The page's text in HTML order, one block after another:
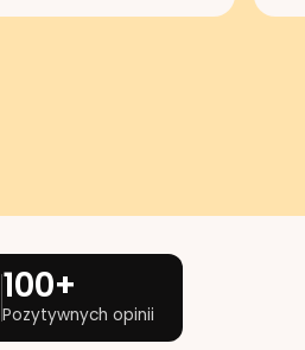
100+
Pozytywnych opinii